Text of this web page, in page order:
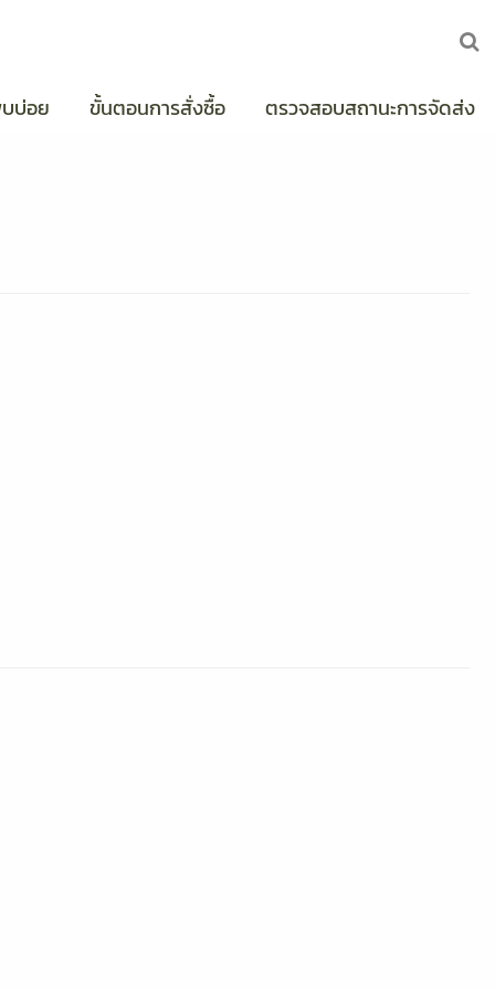
บ่อย ขั้นตอนการสั่งซื้อ ตรวจสอบสถานะการจัดส่ง